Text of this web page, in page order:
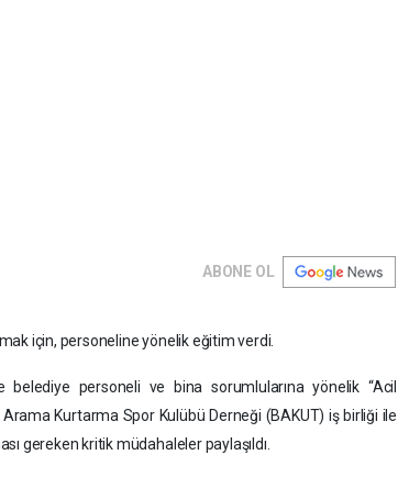
ABONE OL
için, personeline yönelik eğitim verdi.
personeli ve bina sorumlularına yönelik “Acil
Kurtarma Spor Kulübü Derneği (BAKUT) iş birliği ile
gereken kritik müdahaleler paylaşıldı.